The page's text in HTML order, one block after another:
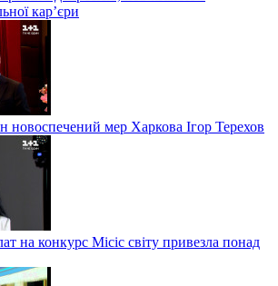
кар’єри
новоспечений мер Харкова Ігор Терехов
на конкурс Місіс світу привезла понад